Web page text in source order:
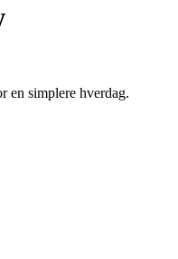
en simplere hverdag.